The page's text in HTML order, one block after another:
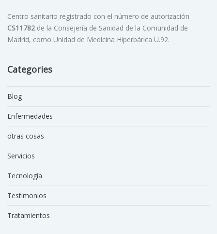
Centro sanitario registrado con el número de autorización
CS11782de la Consejería de Sanidad de la Comunidad de
Madrid, como Unidad de Medicina Hiperbárica U.92.
Categories
Blog
Enfermedades
otras cosas
Servicios
Tecnología
Testimonios
Tratamientos